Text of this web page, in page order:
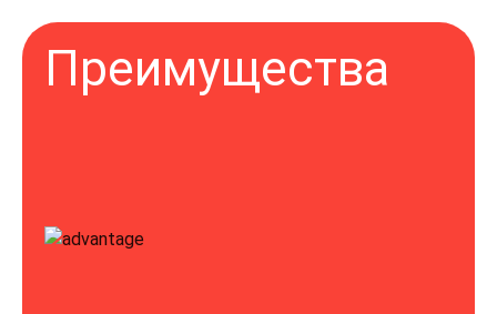
Преимущества